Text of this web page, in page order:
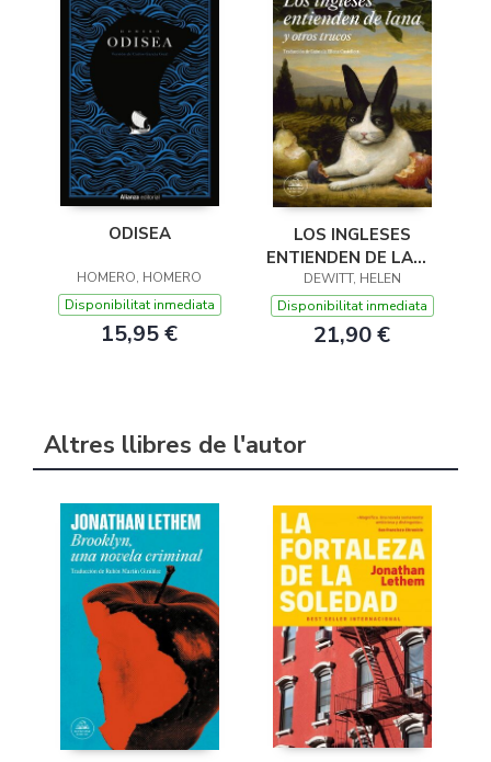
ODISEA
HOMERO, HOMERO
Disponibilitat inmediata
15,95 €
LOS INGLESES
ENTIENDEN DE LANA
(Y OTROS TRUCOS)
DEWITT, HELEN
Disponibilitat inmediata
21,90 €
Altres llibres de l'autor